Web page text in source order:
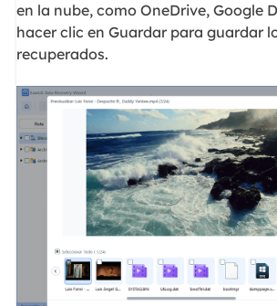
en la nube, como OneDrive, Google
hacer clic en Guardar para guardar
recuperados.